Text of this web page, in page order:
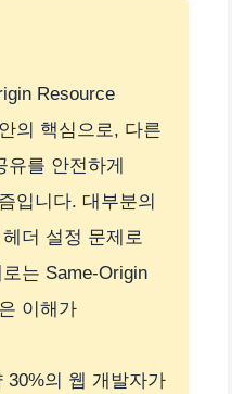
Resource
의 핵심으로, 다른
를 안전하게
입니다. 대부분의
더 설정 문제로
는 Same-Origin
이해가
30%의 웹 개발자가